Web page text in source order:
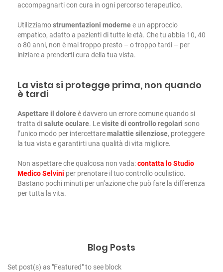
accompagnarti con cura in ogni percorso terapeutico.
Utilizziamostrumentazioni modernee un approccio
empatico, adatto a pazienti di tutte le età. Che tu abbia 10, 40
o 80 anni, non è mai troppo presto – o troppo tardi – per
iniziare a prenderti cura della tua vista.
La vista si protegge prima, non quando
è tardi
Aspettare il doloreè davvero un errore comune quando si
tratta disalute oculare. Levisite di controllo regolari sono
l’unico modo per intercettaremalattie silenziose, proteggere
la tua vista e garantirti una qualità di vita migliore.
Non aspettare che qualcosa non vada:contatta lo Studio
Medico Selvini per prenotare il tuo controllo oculistico.
Bastano pochi minuti per un’azione che può fare la differenza
per tutta la vita.
Blog Posts
Set post(s) as "Featured" to see block